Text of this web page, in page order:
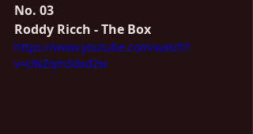
No. 03
Roddy Ricch - The Box
https://www.youtube.com/watch?
v=UNZqm3dxd2w